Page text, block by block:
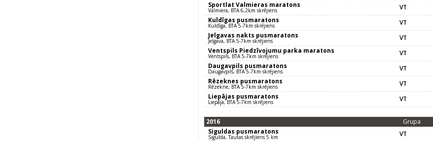
Sportlat Valmieras maratons
Valmiera, BTA 6,2km skrējiens VT
Kuldīgas pusmaratons
Kuldīga, BTA 5-7km skrējiens VT
Jelgavas nakts pusmaratons
Jelgava, BTA 5-7km skrējiens VT
Ventspils Piedzīvojumu parka maratons
Ventspils, BTA 5-7km skrējiens VT
Daugavpils pusmaratons
Daugavpils, BTA 5-7km skrējiens VT
Rēzeknes pusmaratons
Rēzekne, BTA 5-7km skrējiens VT
Liepājas pusmaratons
Liepāja, BTA 5-7km skrējiens VT
2016 Grupa
Siguldas pusmaratons
Sigulda, Tautas skrējiens 5 km VT